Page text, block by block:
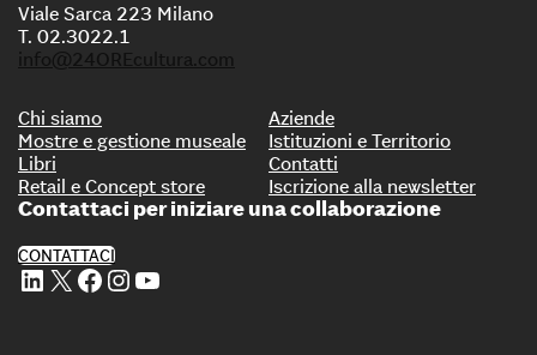
Viale Sarca 223 Milano
T. 02.3022.1
info@24OREcultura.com
Chi siamo
Mostre e gestione museale
Libri
Retail e Concept store
Aziende
Istituzioni e Territorio
Contatti
Iscrizione alla newsletter
Contattaci per iniziare una collaborazione
CONTATTACI
Profilo Linkedin di 24 ORE Cultura Profilo X di 24 ORE Cultura Profilo Facebook di 24 ORE Cultura Profilo Instagram di 24 ORE Cultura Profilo Youtube di 24 ORE Cultura